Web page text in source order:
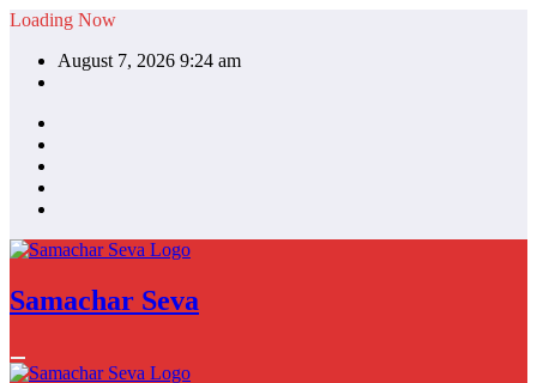
Skip
content
Loading Now
August 7, 2026 9:24 am
Samachar Seva